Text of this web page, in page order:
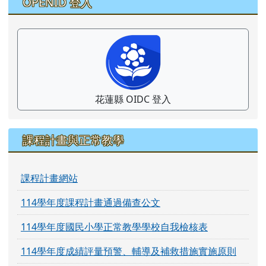
花蓮縣 OIDC 登入
課程計畫與正常教學
課程計畫網站
114學年度課程計畫通過備查公文
114學年度國民小學正常教學學校自我檢核表
114學年度成績評量預警、輔導及補救措施實施原則